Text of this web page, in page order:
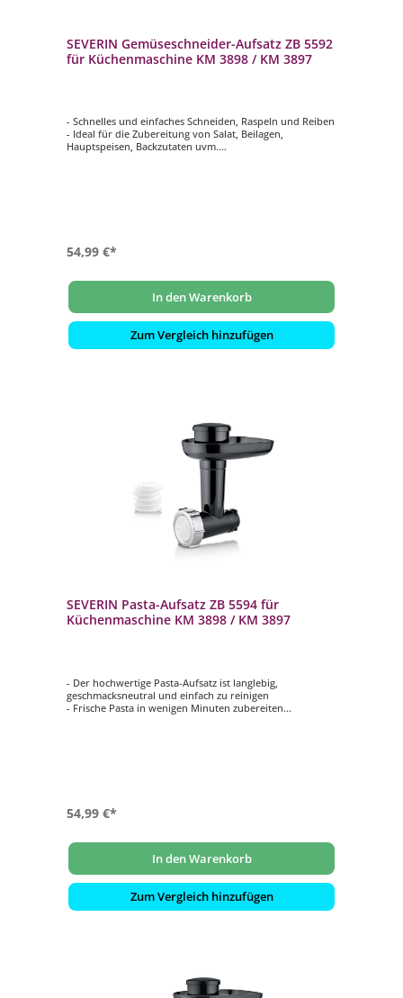
SEVERIN Gemüseschneider-Aufsatz ZB 5592
für Küchenmaschine KM 3898 / KM 3897
- Schnelles und einfaches Schneiden, Raspeln und Reiben
- Ideal für die Zubereitung von Salat, Beilagen,
Hauptspeisen, Backzutaten uvm.
54,99 €*
In den Warenkorb
Zum Vergleich hinzufügen
SEVERIN Pasta-Aufsatz ZB 5594 für
Küchenmaschine KM 3898 / KM 3897
- Der hochwertige Pasta-Aufsatz ist langlebig,
geschmacksneutral und einfach zu reinigen
- Frische Pasta in wenigen Minuten zubereiten
54,99 €*
In den Warenkorb
Zum Vergleich hinzufügen